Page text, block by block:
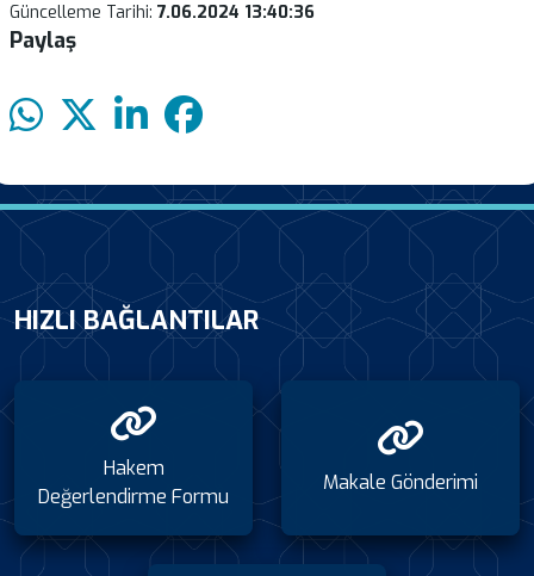
Güncelleme Tarihi: 7.06.2024 13:40:36
Paylaş
HIZLI BAĞLANTILAR
Hakem
Değerlendirme Formu
Makale Gönderimi